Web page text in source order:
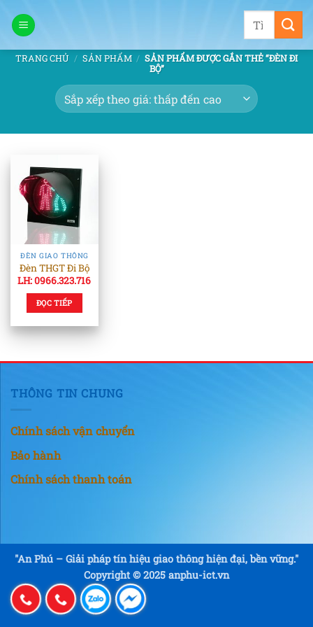
qua
dung
Tìm
TRANG CHỦ / SẢN PHẨM / SẢN PHẨM ĐƯỢC GẮN THẺ “ĐÈN ĐI
BỘ”
ĐÈN GIAO THÔNG
Đèn THGT Đi Bộ
LH: 0966.323.716
ĐỌC TIẾP
THÔNG TIN CHUNG
Chính sách vận chuyển
Bảo hành
Chính sách thanh toán
"An Phú – Giải pháp tín hiệu giao thông hiện đại, bền vững."
Copyright © 2025 anphu-ict.vn